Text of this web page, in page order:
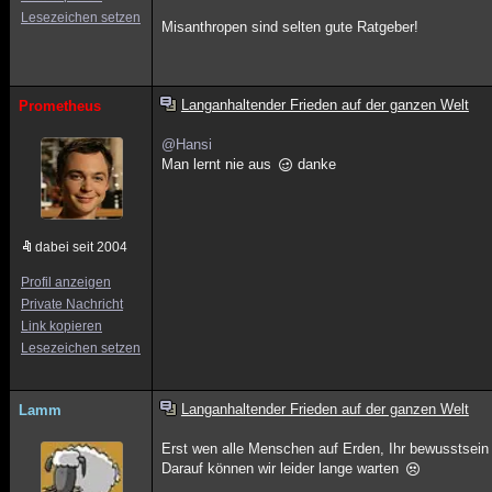
Lesezeichen setzen
Misanthropen sind selten gute Ratgeber!
Prometheus
dabei seit 2004
Profil anzeigen
Private Nachricht
Link kopieren
Lesezeichen setzen
Langanhaltender Frieden auf der ganzen Welt
@Hansi
Man lernt nie aus
danke
Lamm Langanhaltender Frieden auf der ganzen Welt
Erst wen alle Menschen auf Erden, Ihr
Darauf können wir leider lange warten